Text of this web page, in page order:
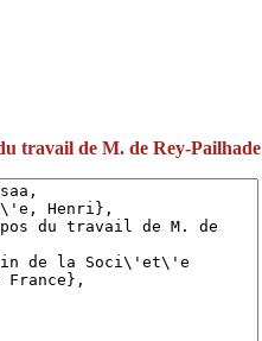
travail de M. de Rey-Pailhade